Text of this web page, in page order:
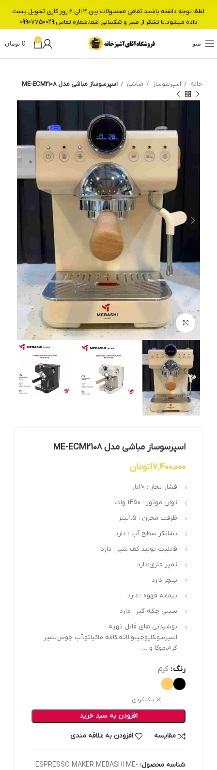
منو
0
0 تومان
خانه اسپرسوساز مباشی اسپرسوساز مباشی مدل ME-ECM2108
بزرگنمایی تصویر
اسپرسوساز مباشی مدل ME-ECM2108
17,400,000تومان
فشار بخار : 20بار
توان موتور : 1450 وات
ظرفت مخزن : 1.5لیتر
نشانگر سطح آب : دارد
قابلیت تولید کف شیر : دارد
تمپر فلزی:دارد
پیچر:دارد
پیمانه قهوه : دارد
سینی چکه گیر : دارد
نوشیدنی های قابل تهیه :
اسپرسو،کاپوچینو،لاته،کافه ماکیاتو،آب جوش،شیر
گرم،موکا و …
رنگ کرم
پاک کردن
افزودن به سبد خرید
مقایسه افزودن به علاقه مندی
شناسه محصول: ESPRESSO MAKER MEBASHI ME-
لطفا توجه داشته باشید تمامی محصولات بین 3 الی 6 روز کاری تحویل پست
داده میشود.با تشکر از صبر و شکیبایی شما.شماره تماس:09907750029